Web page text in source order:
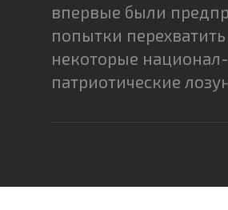
впервые были
попытки перехватить
некоторые национал-
патриотические